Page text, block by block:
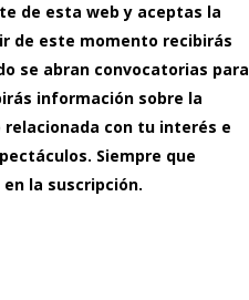
de esta web y aceptas la
de este momento recibirás
se abran convocatorias para
información sobre la
con tu interés e
Siempre que
la suscripción.